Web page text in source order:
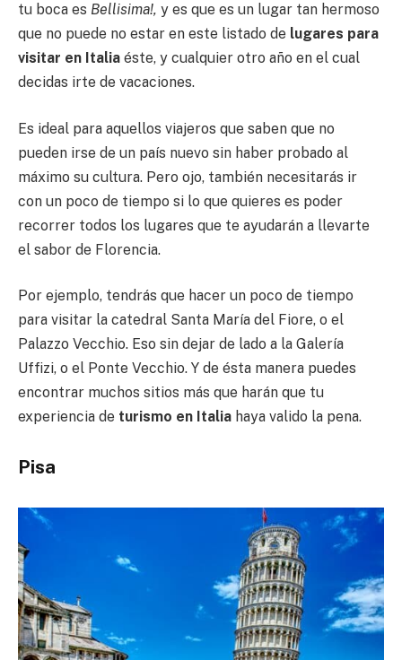
tu boca es Bellisima!, y es que es un lugar tan hermoso
que no puede no estar en este listado de lugares para
visitar en Italia éste, y cualquier otro año en el cual
decidas irte de vacaciones.
Es ideal para aquellos viajeros que saben que no
pueden irse de un país nuevo sin haber probado al
máximo su cultura. Pero ojo, también necesitarás ir
con un poco de tiempo si lo que quieres es poder
recorrer todos los lugares que te ayudarán a llevarte
el sabor de Florencia.
Por ejemplo, tendrás que hacer un poco de tiempo
para visitar la catedral Santa María del Fiore, o el
Palazzo Vecchio. Eso sin dejar de lado a la Galería
Uffizi, o el Ponte Vecchio. Y de ésta manera puedes
encontrar muchos sitios más que harán que tu
experiencia de turismo en Italia haya valido la pena.
Pisa